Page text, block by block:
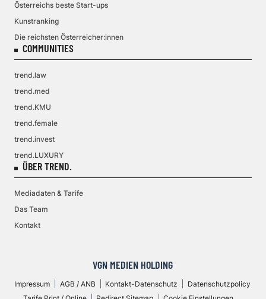
Österreichs beste Start-ups
Kunstranking
Die reichsten Österreicher:innen
COMMUNITIES
trend.law
trend.med
trend.KMU
trend.female
trend.invest
trend.LUXURY
ÜBER TREND.
Mediadaten & Tarife
Das Team
Kontakt
VGN MEDIEN HOLDING
Impressum AGB / ANB Kontakt-Datenschutz
Datenschutzpolicy